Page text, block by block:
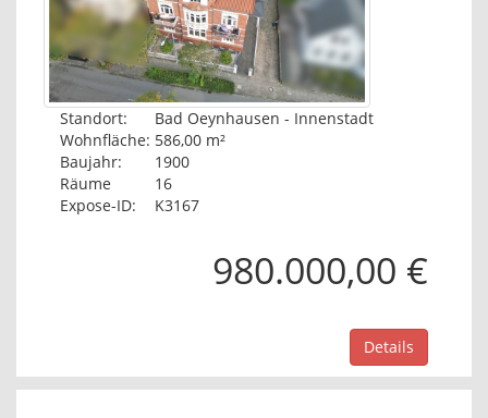
Standort:
Bad Oeynhausen - Innenstadt
Wohnfläche: 586,00 m²
Baujahr:
1900
Räume
16
Expose-ID:
K3167
980.000,00 €
Details